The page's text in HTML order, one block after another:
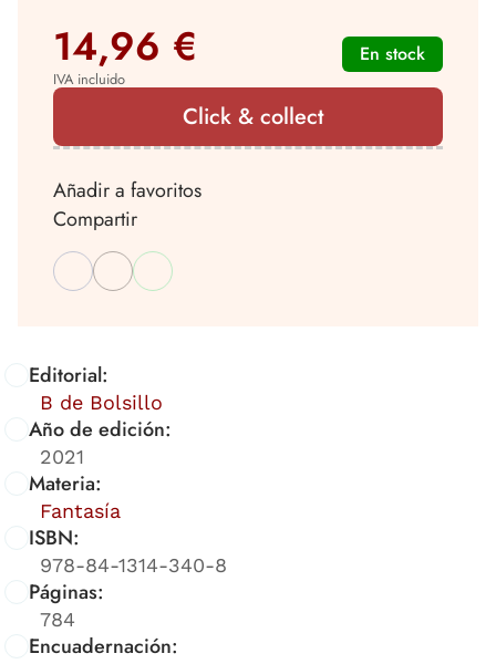
Editorial:
B de Bolsillo
Año de edición:
2021
Materia:
Fantasía
ISBN:
978-84-1314-340-8
Páginas:
784
Encuadernación:
14,96 €
IVA incluido
En stock
Click & collect
Añadir a favoritos
Compartir